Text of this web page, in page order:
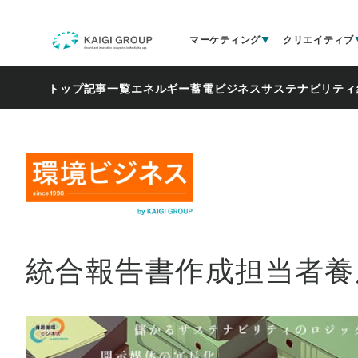
マーケティング クリエイティブ
トップ記事一覧エネルギー蓄電ビジネスサステナビリテ
統合報告書作成担当者